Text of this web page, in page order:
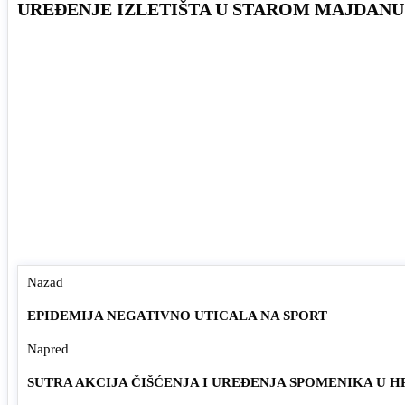
UREĐENJE IZLETIŠTA U STAROM MAJDANU
Nazad
EPIDEMIJA NEGATIVNO UTICALA NA SPORT
Napred
SUTRA AKCIJA ČIŠĆENJA I UREĐENJA SPOMENIKA U